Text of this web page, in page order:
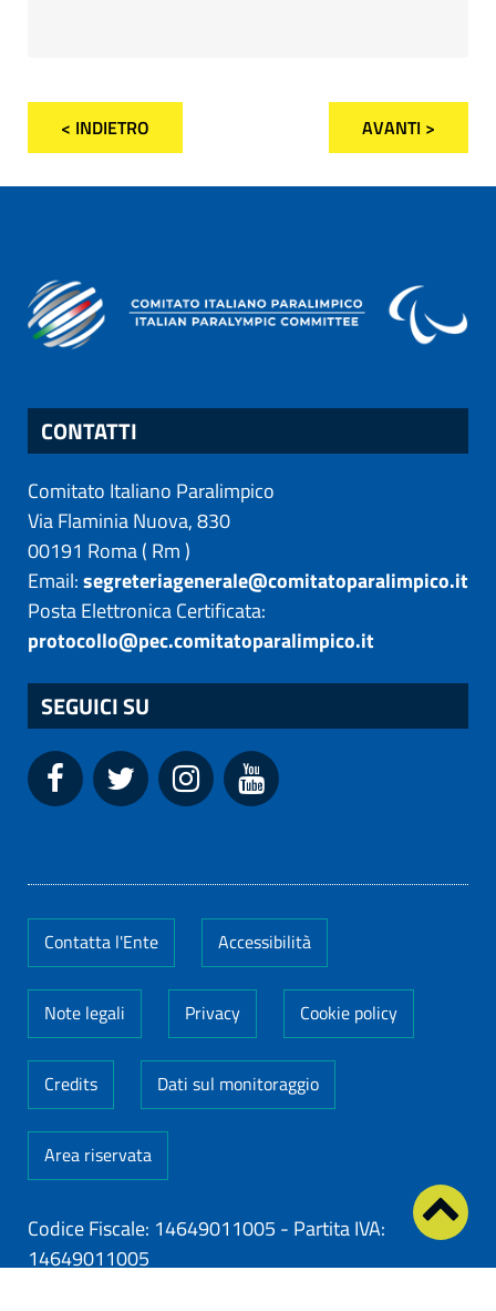
< INDIETRO AVANTI >
CONTATTI
Comitato Italiano Paralimpico
Via Flaminia Nuova, 830
00191 Roma( Rm)
Email:segreteriagenerale@comitatoparalimpico.it
Posta Elettronica Certificata:
protocollo@pec.comitatoparalimpico.it
SEGUICI SU
Contatta l'Ente Accessibilità
Note legali Privacy Cookie policy
Credits Dati sul monitoraggio
Area riservata
Codice Fiscale: 14649011005 - Partita IVA:
14649011005